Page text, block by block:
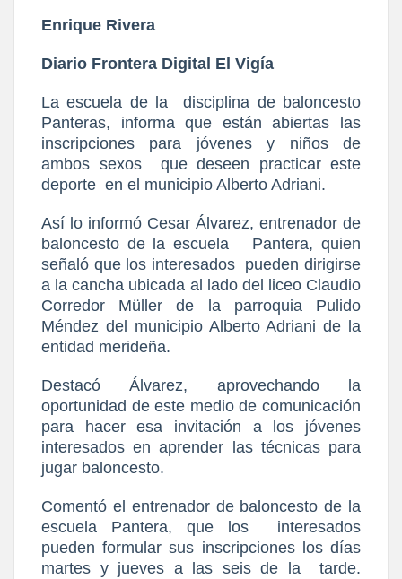
Enrique Rivera
Diario Frontera Digital El Vigía
La escuela de la
disciplina de baloncesto
Panteras, informa que están abiertas las
inscripciones para jóvenes y niños de
ambos sexos
que deseen practicar este
deporte en el municipio Alberto Adriani.
Así lo informó Cesar Álvarez, entrenador de
baloncesto de la escuela
Pantera, quien
señaló que los interesados pueden dirigirse
a la cancha ubicada al lado del liceo Claudio
Corredor Müller de la parroquia Pulido
Méndez del municipio Alberto Adriani de la
entidad merideña.
Destacó Álvarez, aprovechando la
oportunidad de este medio de comunicación
para hacer esa invitación a los jóvenes
interesados en aprender las técnicas para
jugar baloncesto.
Comentó el entrenador de baloncesto de la
escuela Pantera, que los
interesados
pueden formular sus inscripciones los días
martes y jueves a las seis de la
tarde.